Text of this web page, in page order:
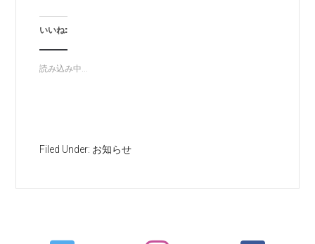
いいね:
読み込み中...
Filed Under: お知らせ